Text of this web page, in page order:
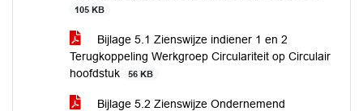
105 KB
Bijlage 5.1 Zienswijze indiener 1 en 2
Terugkoppeling Werkgroep Circulariteit op Circulair
hoofdstuk
56 KB
Bijlage 5.2 Zienswijze Ondernemend